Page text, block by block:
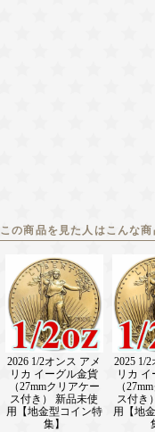
この商品を見た人はこんな
2026 1/2オンス アメ
リカ イーグル金貨
（27mmクリアケー
ス付き） 新品未使
用【地金型コイン特
集】
2025 1/
リカ
（
ス付き
用【地